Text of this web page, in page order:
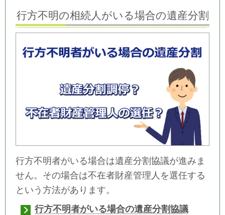
行方不明の相続人がいる場合の遺産分割
行方不明者がいる場合は遺産分割協議が進みま
せん。その場合は不在者財産管理人を選任する
という方法があります。
行方不明者がいる場合の遺産分割協議